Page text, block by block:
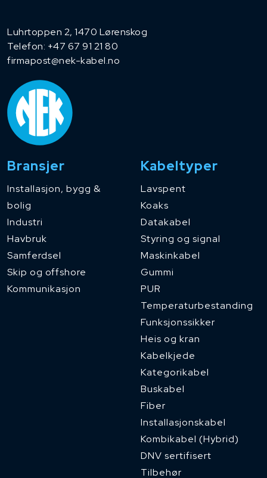
Luhrtoppen 2, 1470 Lørenskog
Telefon: +47 67 91 21 80
firmapost@nek-kabel.no
Bransjer
Installasjon, bygg &
bolig
Industri
Havbruk
Samferdsel
Skip og offshore
Kommunikasjon
Kabeltyper
Lavspent
Koaks
Datakabel
Styring og signal
Maskinkabel
Gummi
PUR
Temperaturbestanding
Funksjonssikker
Heis og kran
Kabelkjede
Kategorikabel
Buskabel
Fiber
Installasjonskabel
Kombikabel (Hybrid)
DNV sertifisert
Tilbehør